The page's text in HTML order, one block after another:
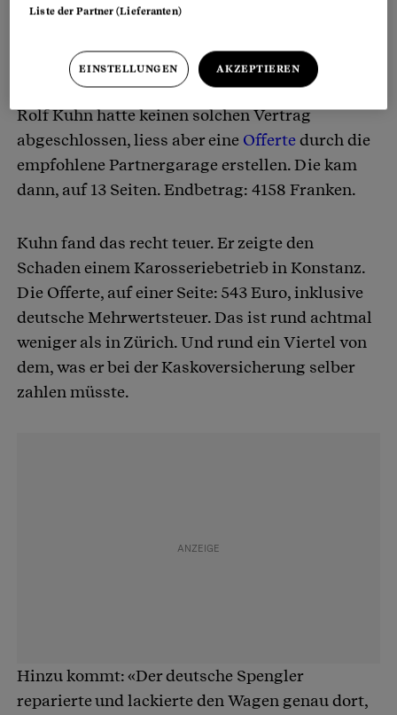
Die Offerte ist ein Schreck
Rolf Kuhn hatte keinen solchen Vertrag
abgeschlossen, liess aber eine Offertedurch die
empfohlene Partnergarage erstellen. Die kam
dann, auf 13 Seiten. Endbetrag: 4158 Franken.
Kuhn fand das recht teuer. Er zeigte den
Schaden einem Karosseriebetrieb in Konstanz.
Die Offerte, auf einer Seite: 543 Euro, inklusive
deutsche Mehrwertsteuer. Das ist rund achtmal
weniger als in Zürich. Und rund ein Viertel von
dem, was er bei der Kaskoversicherung selber
zahlen müsste.
Hinzu kommt: «Der deutsche Spengler
reparierte und lackierte den Wagen genau dort,
Liste der Partner (Lieferanten)
EINSTELLUNGEN AKZEPTIEREN